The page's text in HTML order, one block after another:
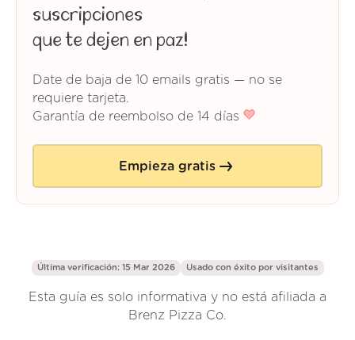
suscripciones
que te dejen en paz!
Date de baja de 10 emails gratis — no se
requiere tarjeta.
Garantía de reembolso de 14 días
Empieza gratis
Última verificación: 15 Mar 2026 Usado con éxito por visitantes
Esta guía es solo informativa y no está afiliada a
Brenz Pizza Co.